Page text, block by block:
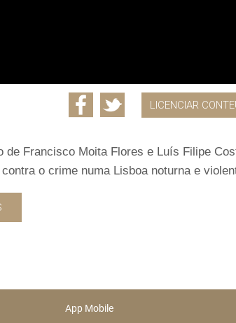
LICENCIAR
Francisco Moita Flores e Luís Filipe
o crime numa Lisboa noturna e
App Mobile